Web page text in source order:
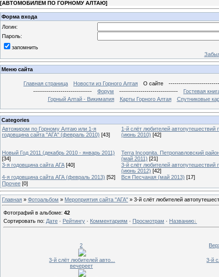
[АВТОМОБИЛЕМ ПО ГОРНОМУ АЛТАЮ]
Форма входа
Логин:
Пароль:
запомнить
Меню сайта
Главная страница Новости из Горного Алтая О сайте
------------------------------
Форум ------------------------------
Гостевая
Горный Алтай - Викимапия
Карты Горного Алтая Спутниковые
Categories
Автожиром по Горному Алтаю или 1-я
годовщина сайта "АГА" (февраль 2010) [43]
1-й слёт любителей автопутешествий
(июнь 2010) [42]
Новый Год 2011 (декабрь 2010 - январь 2011)
[34]
Terra Incognita. Петропавловский
(май 2011) [21]
3-я годовщина сайта АГА [40]
3-й слёт любителей автопутешествий
(июнь 2012) [42]
4-я годовщина сайта АГА (февраль 2013) [52] Вся Песчаная (май 2013) [17]
Прочее [0]
Главная » Фотоальбом » Мероприятия сайта "АГА" » 3-й слёт любителей
Фотографий в альбоме: 42
Сортировать по: Дате · Рейтингу · Комментариям · Просмотрам · Названию
2
3-й слёт любителей авто...
3-й
вечереет